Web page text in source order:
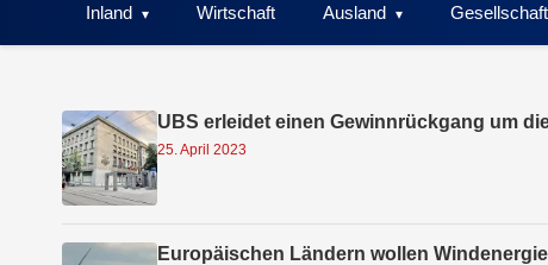
Inland Wirtschaft Ausland Gesellschaft
UBS erleidet einen Gewinnrückgang um
25. April 2023
Europäischen Ländern wollen